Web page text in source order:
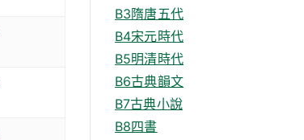
B3隋唐五代
B4宋元時代
B5明清時代
B6古典韻文
B7古典小說
B8四書